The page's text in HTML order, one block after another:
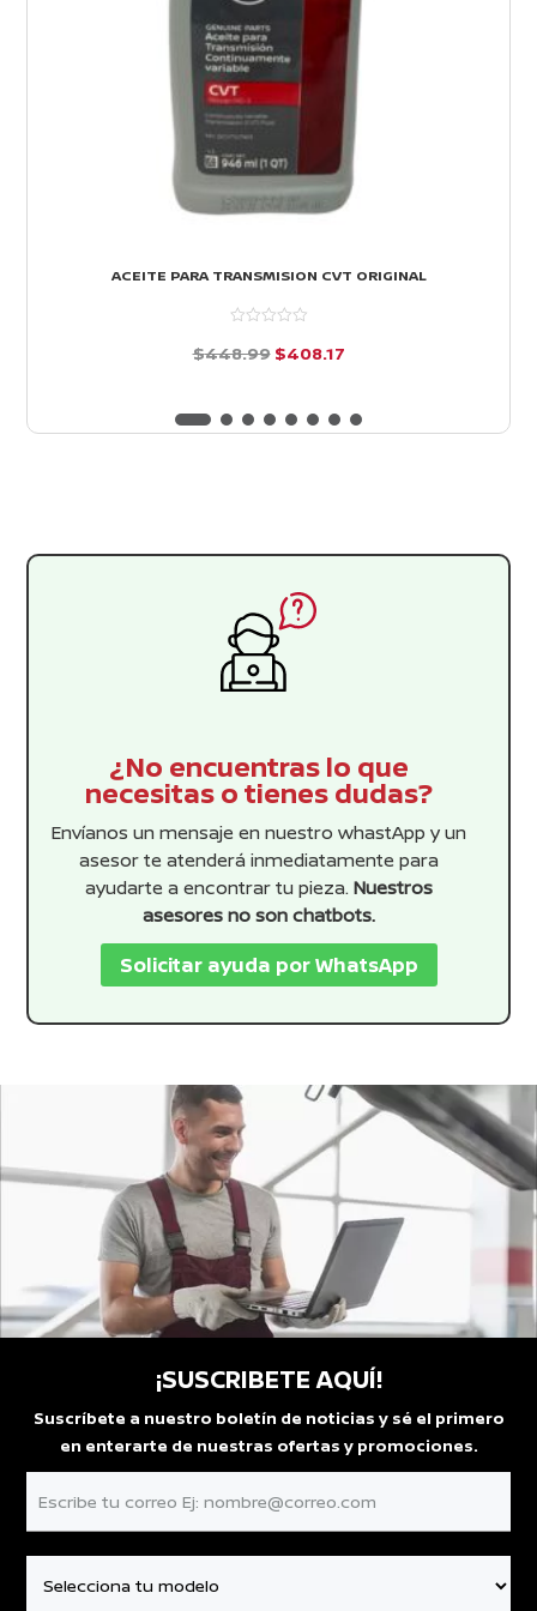
ACEITE PARA TRANSMISION CVT ORIGINAL
5
$448.99 El
original
$408.17El
actual
¿No encuentras lo que
necesitas o tienes dudas?
Envíanos un mensaje en nuestro whastApp y un
asesor te atenderá inmediatamente para
ayudarte a encontrar tu pieza. Nuestros
asesores no son chatbots.
Solicitar ayuda por WhatsApp
¡SUSCRIBETE AQUÍ!
Suscríbete a nuestro boletín de noticias y sé el primero
en enterarte de nuestras ofertas y promociones.